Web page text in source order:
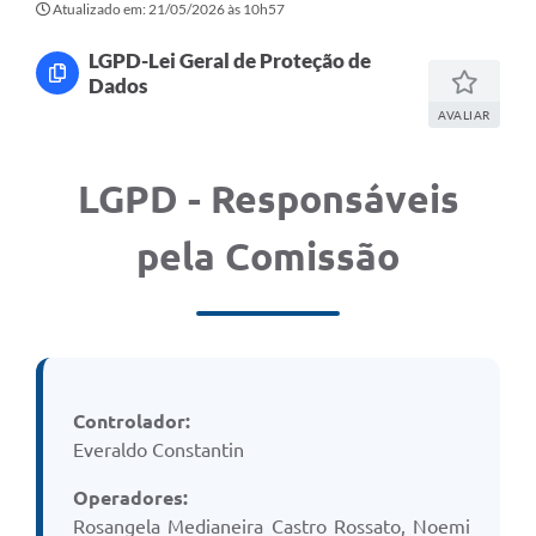
Atualizado em: 21/05/2026 às 10h57
LGPD-Lei Geral de Proteção de
Dados
AVALIAR
LGPD - Responsáveis
pela Comissão
Controlador:
Everaldo Constantin
Operadores:
Rosangela Medianeira Castro Rossato, Noemi